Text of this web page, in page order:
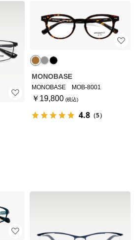
MONOBASE
MONOBASE MOB-8001
￥19,800
4.8 （5）